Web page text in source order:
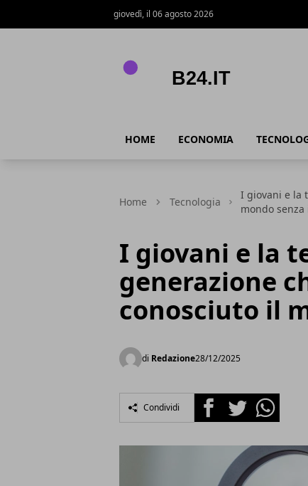
giovedì, il 06 agosto 2026
HOME ECONOMIA
Home Tecnologia
I giovani e la
mondo
I giovani e la
generazione
conosciuto il
di Redazione28/12/2025
Condividi FacebookTwitterWhatsapp